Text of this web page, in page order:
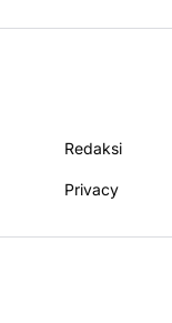
Redaksi
Privacy